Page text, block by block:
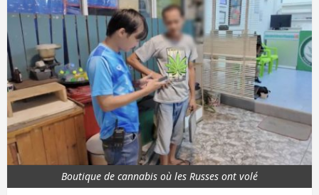
Boutique de cannabis où les Russes ont volé